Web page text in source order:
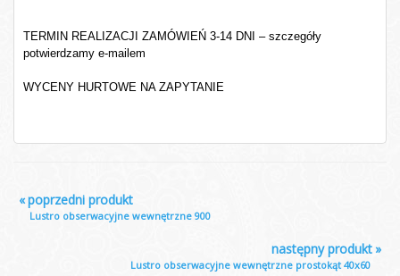
TERMIN REALIZACJI ZAMÓWIEŃ 3-14 DNI – szczegóły
potwierdzamy e-mailem
WYCENY HURTOWE NA ZAPYTANIE
«poprzedni produkt
Lustro obserwacyjne wewnętrzne 900
»
następny produkt
Lustro obserwacyjne wewnętrzne prostokąt 40x60